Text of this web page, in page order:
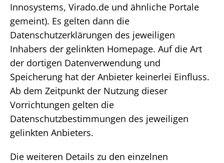
Innosystems, Virado.de und ähnliche Portale
gemeint). Es gelten dann die
Datenschutzerklärungen des jeweiligen
Inhabers der gelinkten Homepage. Auf die Art
der dortigen Datenverwendung und
Speicherung hat der Anbieter keinerlei Einfluss.
Ab dem Zeitpunkt der Nutzung dieser
Vorrichtungen gelten die
Datenschutzbestimmungen des jeweiligen
gelinkten Anbieters.
Die weiteren Details zu den einzelnen